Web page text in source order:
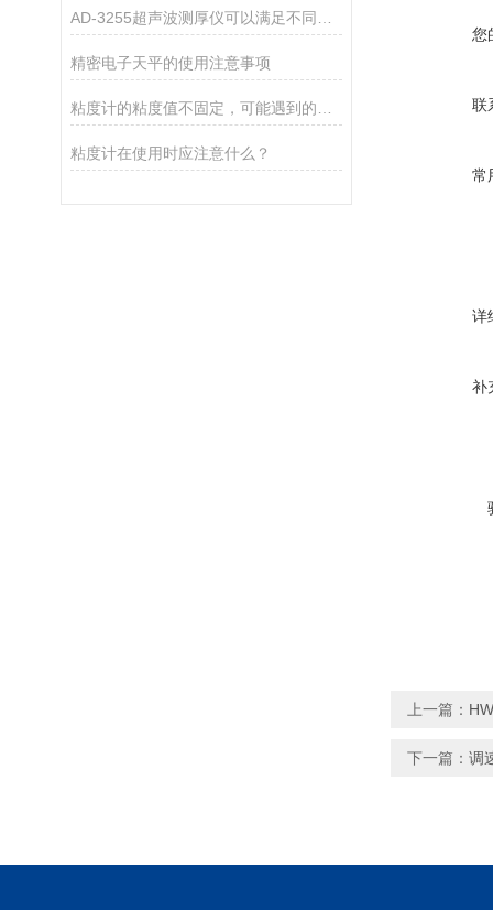
精密电子天平的使用注意事项
粘度计在使用时应注意什么？
您
联
常
详
补
上一篇：
下一篇： 调